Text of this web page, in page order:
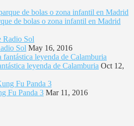
de bolas o zona infantil en Madrid
Sol May 16, 2016
leyenda de Calamburia Oct 12,
Fu Panda 3 Mar 11, 2016